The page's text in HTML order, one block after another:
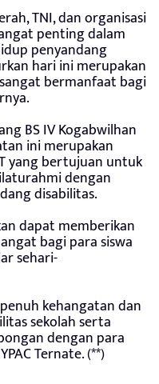
TNI, dan organisasi
penting dalam
penyandang
hari ini merupakan
bermanfaat bagi
BS IV Kogabwilhan
ini merupakan
yang bertujuan untuk
dengan
disabilitas.
dapat memberikan
bagi para siswa
sehari-
kehangatan dan
sekolah serta
dengan para
Ternate. (**)